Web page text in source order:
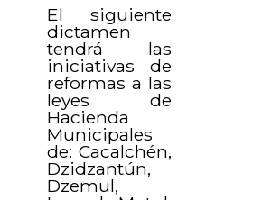
El siguiente
dictamen
tendrá las
iniciativas de
reformas a las
leyes de
Hacienda
Municipales
de: Cacalchén,
Dzidzantún,
Dzemul,